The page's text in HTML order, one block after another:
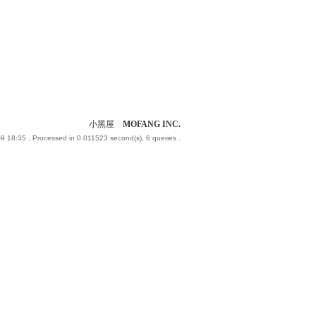
小黑屋 MOFANG INC.
18:35 , Processed in 0.011523 second(s), 6 queries .